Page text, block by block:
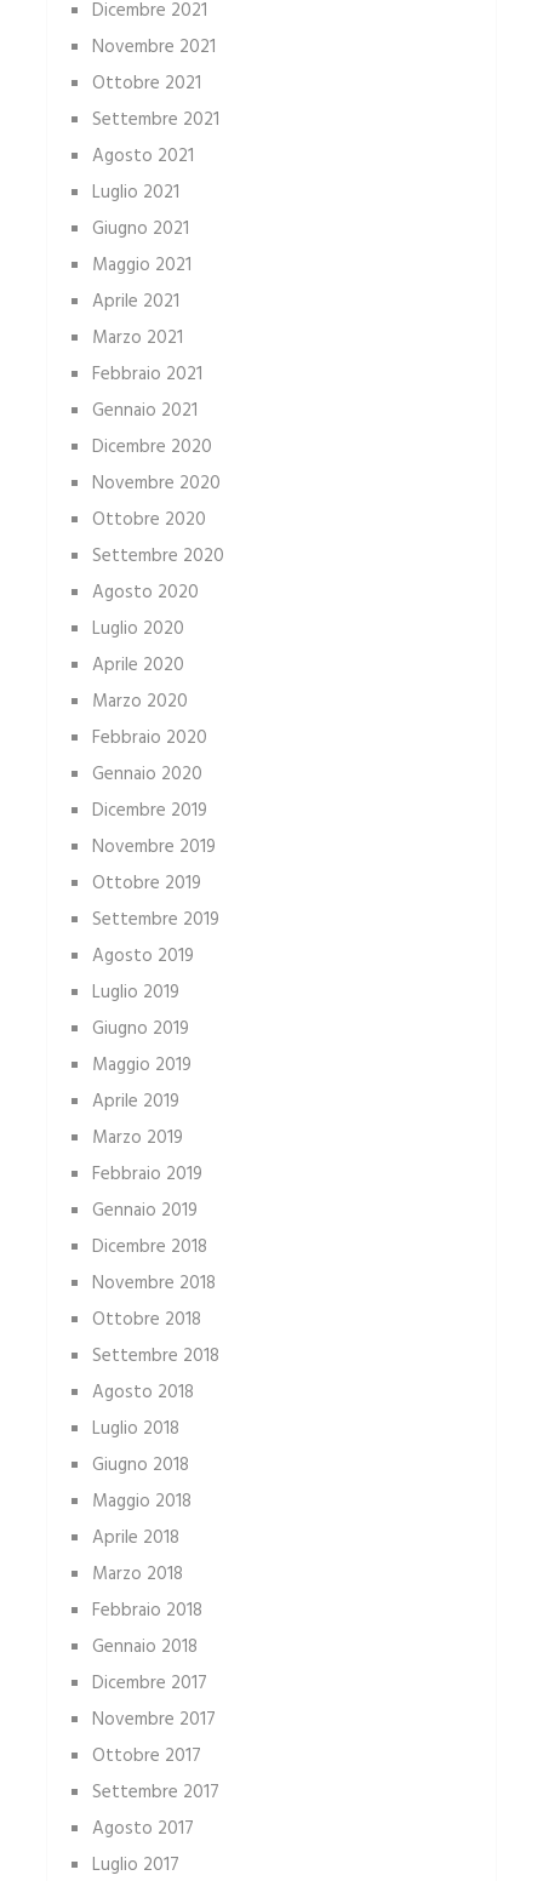
Dicembre 2021
Novembre 2021
Ottobre 2021
Settembre 2021
Agosto 2021
Luglio 2021
Giugno 2021
Maggio 2021
Aprile 2021
Marzo 2021
Febbraio 2021
Gennaio 2021
Dicembre 2020
Novembre 2020
Ottobre 2020
Settembre 2020
Agosto 2020
Luglio 2020
Aprile 2020
Marzo 2020
Febbraio 2020
Gennaio 2020
Dicembre 2019
Novembre 2019
Ottobre 2019
Settembre 2019
Agosto 2019
Luglio 2019
Giugno 2019
Maggio 2019
Aprile 2019
Marzo 2019
Febbraio 2019
Gennaio 2019
Dicembre 2018
Novembre 2018
Ottobre 2018
Settembre 2018
Agosto 2018
Luglio 2018
Giugno 2018
Maggio 2018
Aprile 2018
Marzo 2018
Febbraio 2018
Gennaio 2018
Dicembre 2017
Novembre 2017
Ottobre 2017
Settembre 2017
Agosto 2017
Luglio 2017